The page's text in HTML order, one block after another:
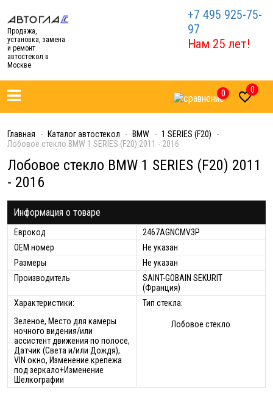
Продажа,
установка, замена
и ремонт
автостекол в
Москве
+7 495 925-75-
97
Нам 25 лет!
0 0
Главная Каталог автостекол BMW
1 SERIES (F20)
Лобовое стекло BMW 1 SERIES (F20) 2011 - 2016
Лобовое стекло BMW 1 SERIES (F20) 2011
- 2016
Информация о товаре
Еврокод
2467AGNCMV3P
ОЕМ номер
Не указан
Размеры
Не указан
Производитель
SAINT-GOBAIN SEKURIT
(Франция)
Характеристики:
Зеленое, Место для камеры
ночного видения/или
ассистент движения по полосе,
Датчик (Света и/или Дождя),
VIN окно, Изменение крепежа
под зеркало+Изменение
Шелкографии
Тип стекла:
Лобовое стекло